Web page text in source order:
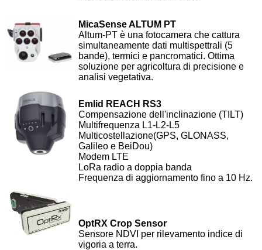
MicaSense ALTUM PT
Altum-PT è una fotocamera che cattura
simultaneamente dati multispettrali (5
bande), termici e pancromatici. Ottima
soluzione per agricoltura di precisione e
analisi vegetativa.
Emlid REACH RS3
Compensazione dell'inclinazione (TILT)
Multifrequenza L1-L2-L5
Multicostellazione(GPS, GLONASS,
Galileo e BeiDou)
Modem LTE
LoRa radio a doppia banda
Frequenza di aggiornamento fino a 10 Hz.
OptRX Crop Sensor
Sensore NDVI per rilevamento indice di
vigoria a terra.